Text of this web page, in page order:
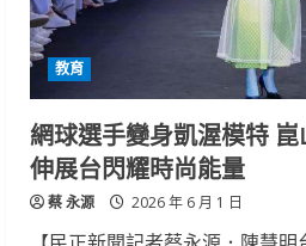
再
奪
冠
軍
教育
網球選手變身凱渥模特
伸展台閃耀時尚能量
蔡 永源 2026 年 6 月 1 日